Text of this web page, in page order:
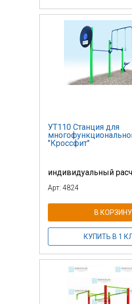
УТ110 Станция для
"Кроссфит"
индивидуальный
Арт: 4824
В КОРЗИНУ
КУПИТЬ В 1